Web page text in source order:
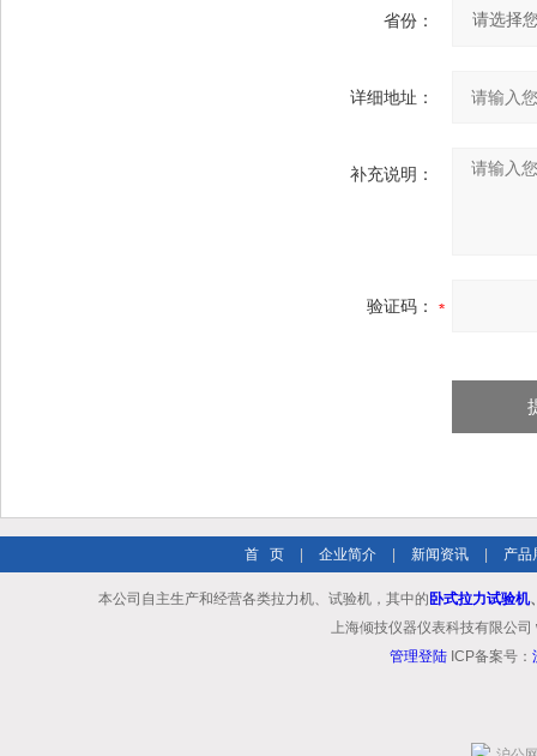
省份：
详细地址：
补充说明：
验证码：
首 页 企业简介 新闻资讯 产品
本公司自主生产和经营各类拉力机、试验机，其中的 卧式拉力试验机
上海倾技仪器仪表科技有限公
管理登陆 ICP备案号：